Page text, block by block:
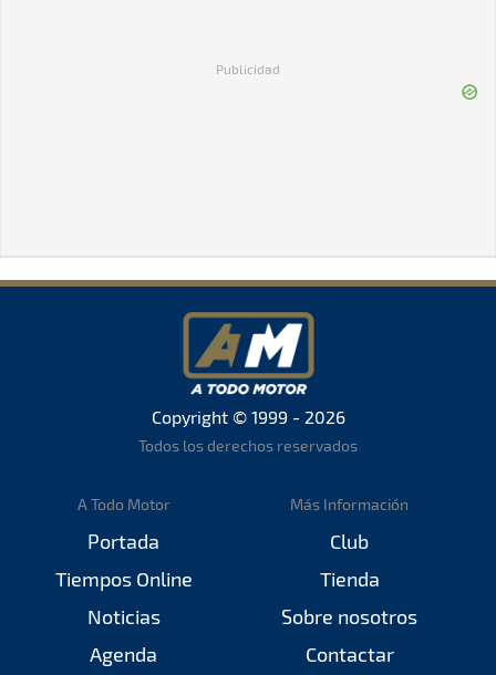
Publicidad
Copyright © 1999 - 2026
Todos los derechos reservados
A Todo Motor
Portada
Tiempos Online
Noticias
Agenda
Más Información
Club
Tienda
Sobre nosotros
Contactar